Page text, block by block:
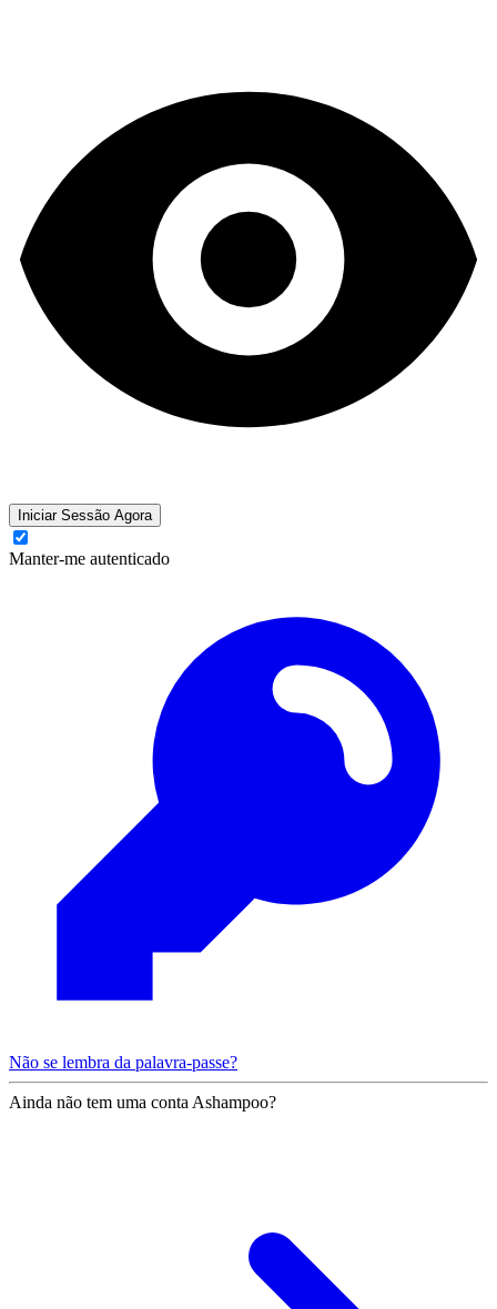
Iniciar Sessão Agora
Manter-me autenticado
Não se lembra da palavra-passe?
Ainda não tem uma conta Ashampoo?